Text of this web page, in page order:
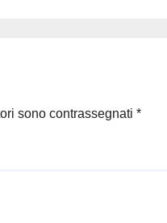
sono contrassegnati *